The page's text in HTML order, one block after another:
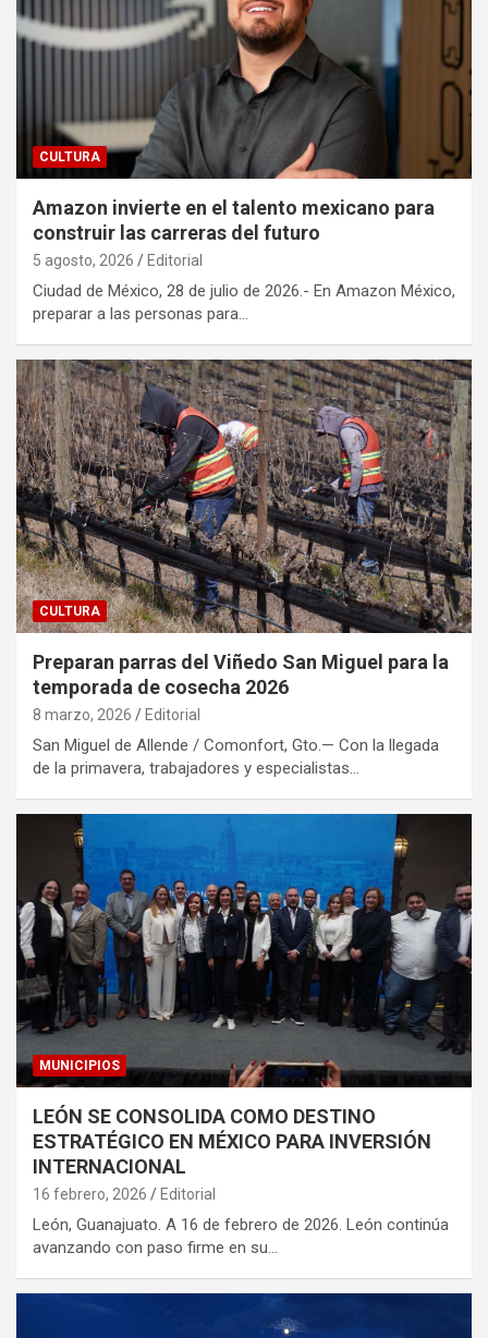
CULTURA
Amazon invierte en el talento mexicano para
construir las carreras del futuro
5 agosto, 2026 Editorial
Ciudad de México, 28 de julio de 2026.- En Amazon México,
preparar a las personas para…
CULTURA
Preparan parras del Viñedo San Miguel para la
temporada de cosecha 2026
8 marzo, 2026 Editorial
San Miguel de Allende / Comonfort, Gto.— Con la llegada
de la primavera, trabajadores y especialistas…
MUNICIPIOS
LEÓN SE CONSOLIDA COMO DESTINO
ESTRATÉGICO EN MÉXICO PARA INVERSIÓN
INTERNACIONAL
16 febrero, 2026 Editorial
León, Guanajuato. A 16 de febrero de 2026. León continúa
avanzando con paso firme en su…